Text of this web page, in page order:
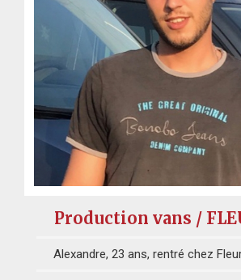
Production vans /
Alexandre, 23 ans, rentré chez